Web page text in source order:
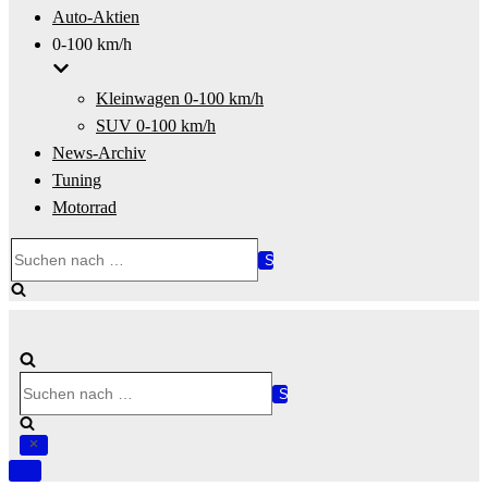
Auto-Aktien
0-100 km/h
Kleinwagen 0-100 km/h
SUV 0-100 km/h
News-Archiv
Tuning
Motorrad
nach …
nach …
Navigation